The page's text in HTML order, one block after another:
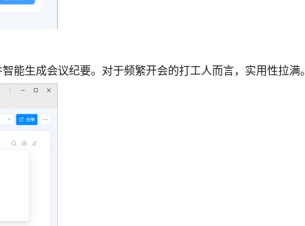
能生成会议纪要。对于频繁开会的打工人而言，实用性拉满。